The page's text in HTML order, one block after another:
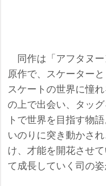
同作は「アフタヌ
原作で、スケーター
スケートの世界に憧
の上で出会い、タッ
トで世界を目指す物
いのりに突き動かさ
け、才能を開花させ
て成長していく司の姿